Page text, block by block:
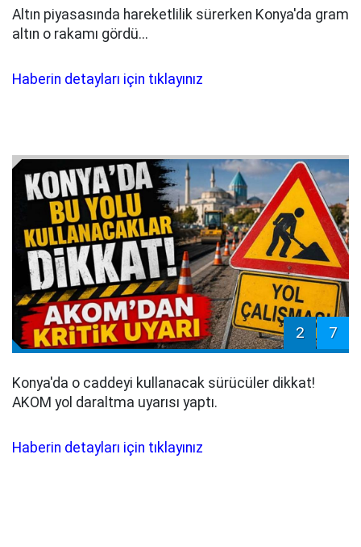
Altın piyasasında hareketlilik sürerken Konya'da gram
altın o rakamı gördü...
Haberin detayları için tıklayınız
2 7
Konya'da o caddeyi kullanacak sürücüler dikkat!
AKOM yol daraltma uyarısı yaptı.
Haberin detayları için tıklayınız